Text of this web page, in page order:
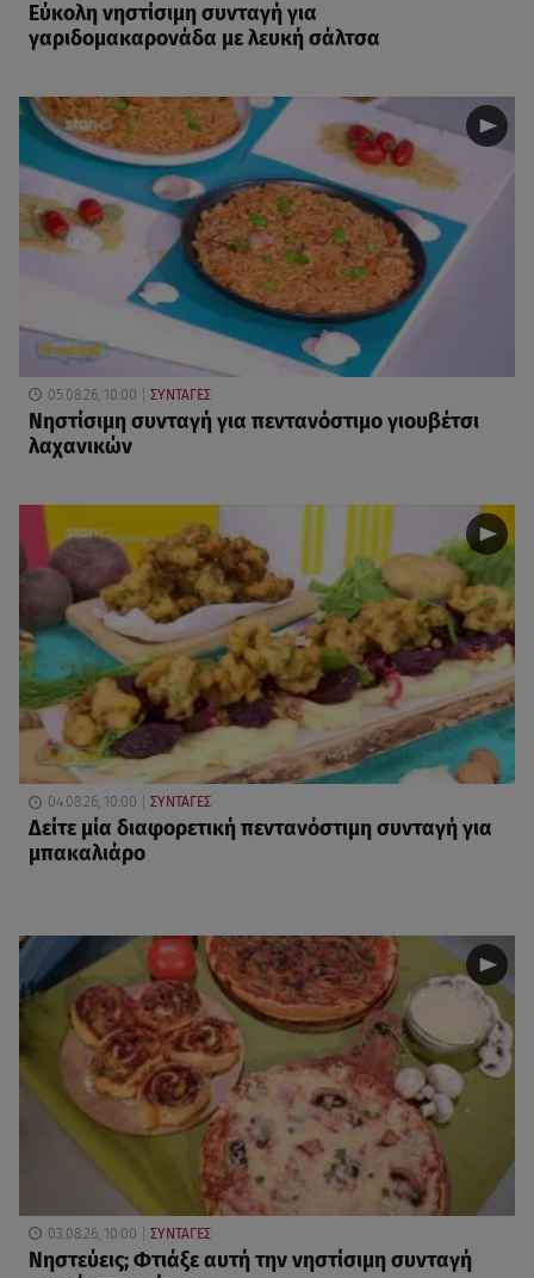
Eύκολη νηστίσιμη συνταγή για
γαριδομακαρονάδα με λευκή σάλτσα
05.08.26, 10:00 ΣΥΝΤΑΓΕΣ
Νηστίσιμη συνταγή για πεντανόστιμο γιουβέτσι
λαχανικών
04.08.26, 10:00 ΣΥΝΤΑΓΕΣ
Δείτε μία διαφορετική πεντανόστιμη συνταγή για
μπακαλιάρο
03.08.26, 10:00 ΣΥΝΤΑΓΕΣ
Νηστεύεις; Φτιάξε αυτή την νηστίσιμη συνταγή